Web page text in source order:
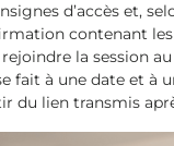
d’accès et,
contenant
la session
fait à une date et à
du lien transmis